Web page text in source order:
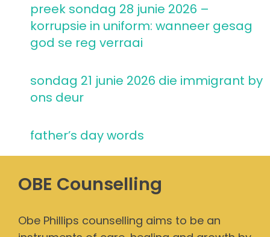
preek sondag 28 junie 2026 –
korrupsie in uniform: wanneer gesag
god se reg verraai
sondag 21 junie 2026 die immigrant by
ons deur
father’s day words
OBE Counselling
Obe Phillips counselling aims to be an